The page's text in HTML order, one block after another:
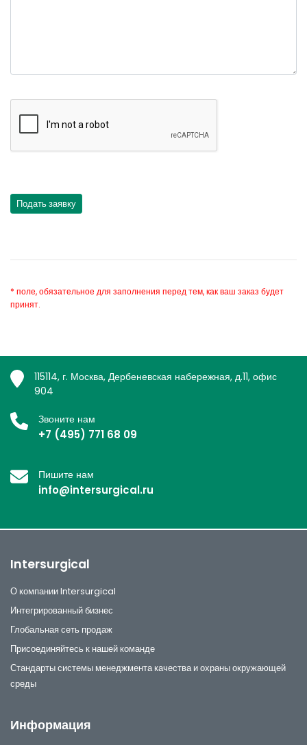
* поле, обязательное для заполнения перед тем, как ваш заказ будет
принят.
115114, г. Москва, Дербеневская набережная, д.11, офис
904
Звоните нам
+7 (495) 771 68 09
Пишите нам
info@intersurgical.ru
Intersurgical
О компании Intersurgical
Интегрированный бизнес
Глобальная сеть продаж
Присоединяйтесь к нашей команде
Стандарты системы менеджмента качества и охраны окружающей
среды
Информация